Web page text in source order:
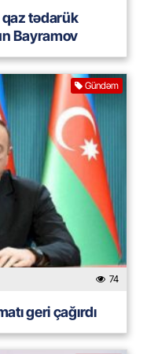
tədarük
Bayramov
Gündəm
74
geri çağırdı